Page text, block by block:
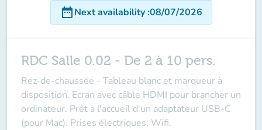
date_rangeNext availability:08/07/2026
RDC Salle 0.02 - De 2 à 10 pers.
Rez-de-chaussée - Tableau blanc et marqueur à
disposition. Ecran avec câble HDMI pour brancher un
ordinateur. Prêt à l'accueil d'un adaptateur USB-C
(pour Mac). Prises électriques, Wifi.